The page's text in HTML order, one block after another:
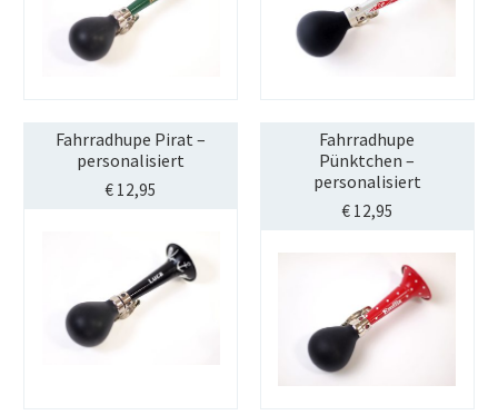
Händler
Über Happy Wheel
Geschichte
Fahrradhupe Pirat –
personalisiert
€ 12,95
Fahrradhupe
Pünktchen –
personalisiert
€12,95